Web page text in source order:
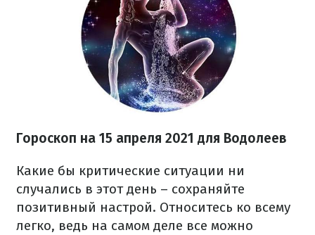
Гороскоп на 15 апреля 2021 для Водолеев
Какие бы критические ситуации ни
случались в этот день – сохраняйте
позитивный настрой. Относитесь ко всему
легко, ведь на самом деле все можно